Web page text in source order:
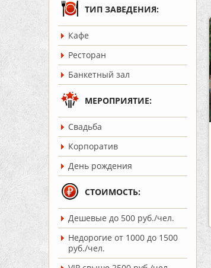
ТИП ЗАВЕДЕНИЯ:
Кафе
Ресторан
Банкетный зал
МЕРОПРИЯТИЕ:
Cвадьба
Корпоратив
День рождения
СТОИМОСТЬ:
Дешевые до 500 руб./чел.
Недорогие от 1000 до 1500
руб./чел.